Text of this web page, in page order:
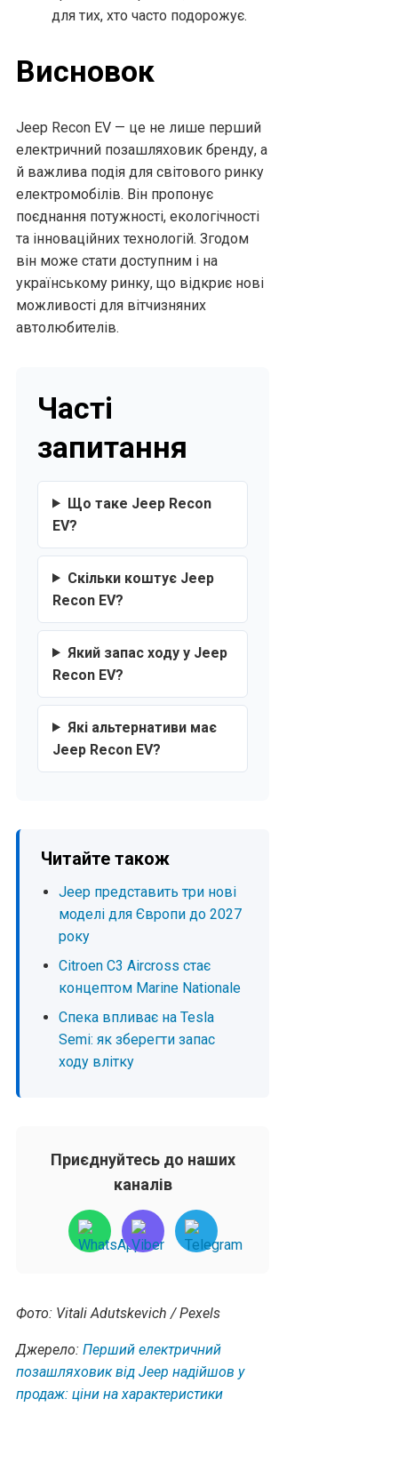
для тих, хто часто подорожує.
Висновок
Jeep Recon EV — це не лише перший
електричний позашляховик бренду, а
й важлива подія для світового ринку
електромобілів. Він пропонує
поєднання потужності, екологічності
та інноваційних технологій. Згодом
він може стати доступним і на
українському ринку, що відкриє нові
можливості для вітчизняних
автолюбителів.
Часті
запитання
Що таке Jeep Recon
EV?
Скільки коштує Jeep
Recon EV?
Який запас ходу у Jeep
Recon EV?
Які альтернативи має
Jeep Recon EV?
Читайте також
Jeep представить три нові
моделі для Європи до 2027
року
Citroen C3 Aircross стає
концептом Marine Nationale
Спека впливає на Tesla
Semi: як зберегти запас
ходу влітку
Приєднуйтесь до наших
каналів
Фото: Vitali Adutskevich / Pexels
Джерело: Перший електричний
позашляховик від Jeep надійшов у
продаж: ціни на характеристики